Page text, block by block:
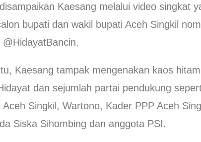
Kaesang melalui video singkat
bupati dan wakil bupati Aceh Singkil
Kaesang tampak mengenakan kaos
dan sejumlah partai pendukung
Singkil, Wartono, Kader PPP Aceh
Siska Sihombing dan anggota PSI.